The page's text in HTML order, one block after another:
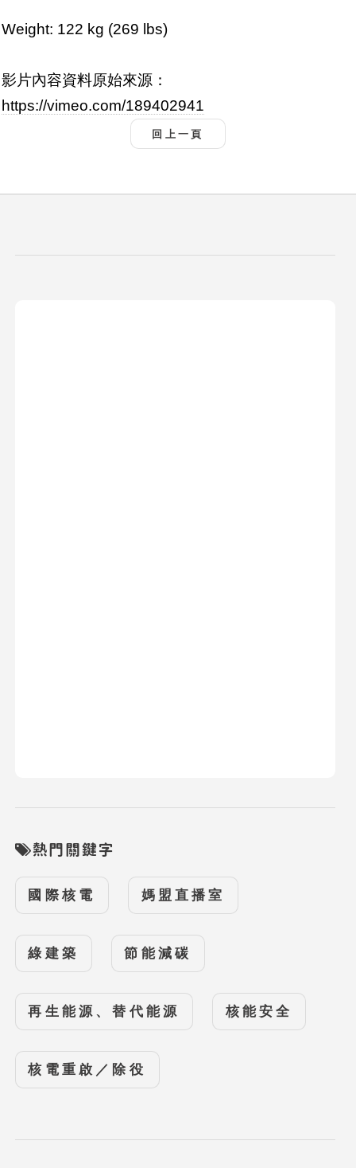
Weight: 122 kg (269 lbs)
影片內容資料原始來源：
https://vimeo.com/189402941
熱門關鍵字
國際核電 媽盟直播室
綠建築 節能減碳
再生能源、替代能源 核能安全
核電重啟／除役